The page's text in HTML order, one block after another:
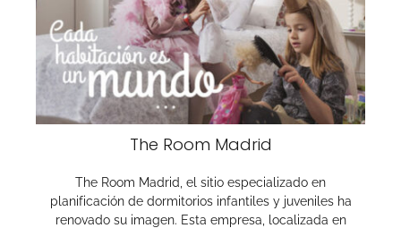
The Room Madrid
The Room Madrid, el sitio especializado en
planificación de dormitorios infantiles y juveniles ha
renovado su imagen. Esta empresa, localizada en